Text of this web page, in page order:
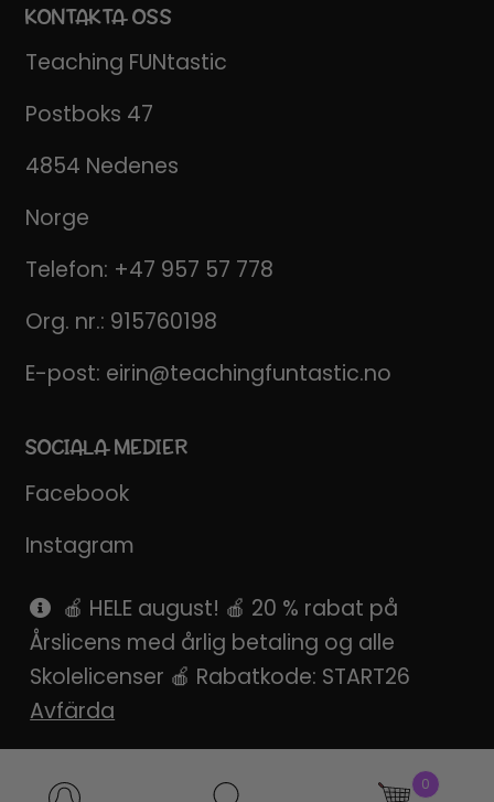
KONTAKTA OSS
Teaching FUNtastic
Postboks 47
4854 Nedenes
Norge
Telefon: +47 957 57 778
Org. nr.: 915760198
E-post: eirin@teachingfuntastic.no
SOCIALA MEDIER
Facebook
Instagram
Pinterest
SnapChat
Produktsökning 0
🍎 HELE august! 🍎 20 % rabat på
Årslicens med årlig betaling og alle
Skolelicenser 🍎 Rabatkode: START26
Avfärda